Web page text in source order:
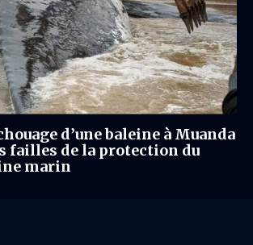
d’une baleine à Muanda
failles de la protection du
marin